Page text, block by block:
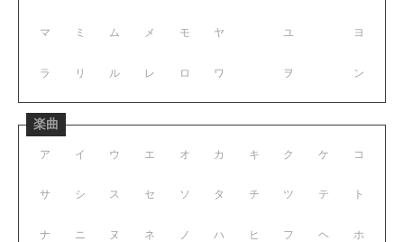
マ ミ ム メ モ
ラ リ ル レ ロ
ヤ ユ ヨ
ワ ヲ ン
楽曲
ア イ ウ エ オ
サ シ ス セ ソ
ナ ニ ヌ ネ ノ
カ キ ク ケ コ
タ チ ツ テ ト
ハ ヒ フ ヘ ホ